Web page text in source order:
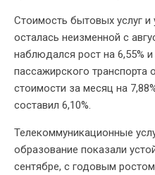
Стоимость бытовых услуг и
осталась неизменной с
наблюдался рост на 6,55% и
пассажирского транспорта
стоимости за месяц на
составил 6,10%.
Телекоммуникационные
образование показали
сентябре, с годовым